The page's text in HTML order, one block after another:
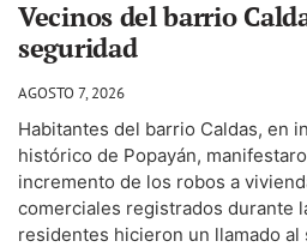
Vecinos del barrio
seguridad
AGOSTO 7, 2026
Habitantes del barrio Caldas, en
histórico de Popayán,
incremento de los robos a
comerciales registrados durante
residentes hicieron un llamado